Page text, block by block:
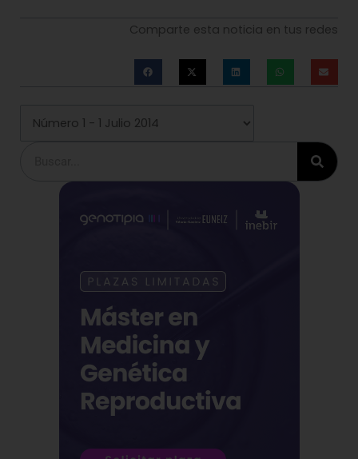
Comparte esta noticia en tus redes